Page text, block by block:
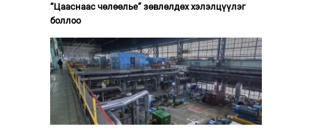
“Цааснаас чөлөөлье” зөвлөлдөх хэлэлцүүлэг
боллоо